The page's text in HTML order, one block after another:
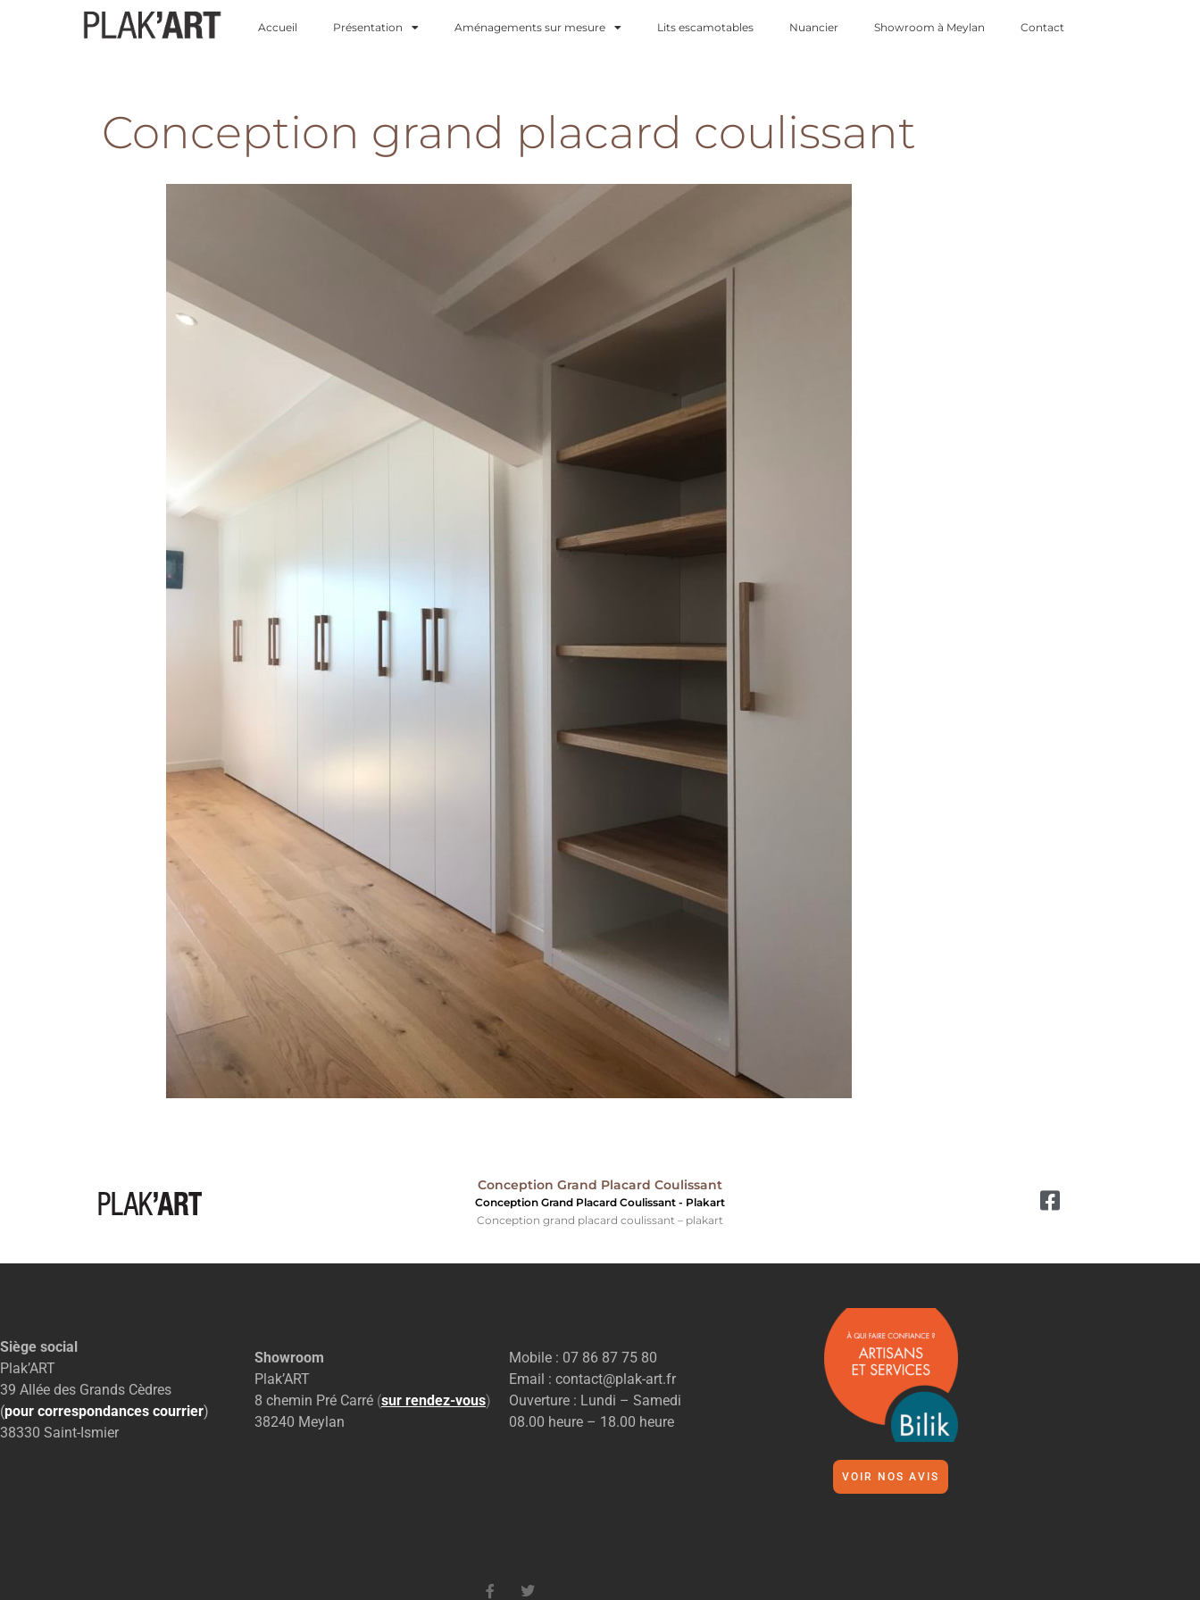
Accueil Présentation Aménagements sur mesure Lits escamotables Nuancier Showroom à Meylan Contact
Conception grand placard coulissant
Conception Grand Placard Coulissant
Conception Grand Placard Coulissant - Plakart
Conception grand placard coulissant – plakart
Siège social
Plak’ART
39 Allée des Grands Cèdres
(pour correspondances courrier)
38330 Saint-Ismier
Showroom
Plak’ART
8 chemin Pré Carré (sur rendez-vous)
38240 Meylan
Mobile : 07 86 87 75 80
Email : contact@plak-art.fr
Ouverture : Lundi – Samedi
08.00 heure – 18.00 heure
VOIR NOS AVIS